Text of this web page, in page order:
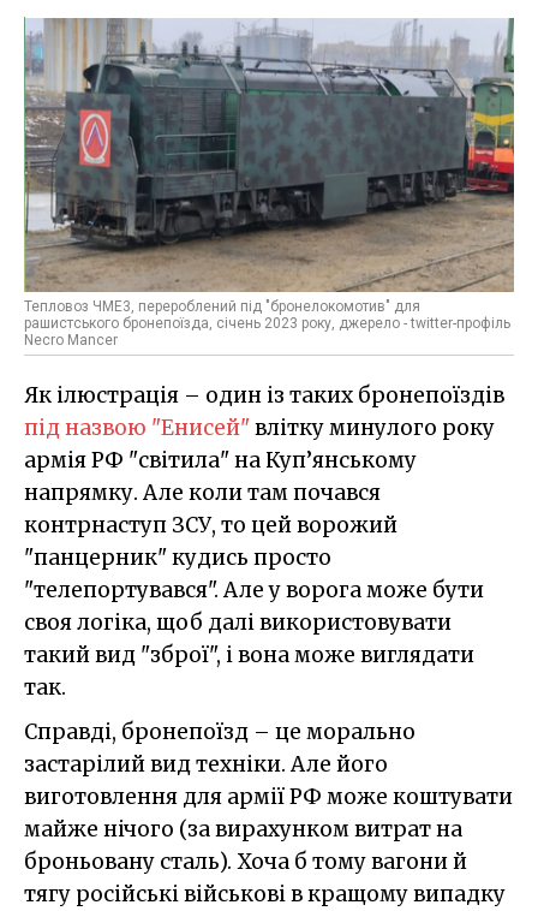
Тепловоз ЧМЕ3, перероблений під "бронелокомотив" для
рашистського бронепоїзда, січень 2023 року, джерело - twitter-профіль
Necro Mancer
Як ілюстрація – один із таких бронепоїздів
під назвою "Енисей"влітку минулого року
армія РФ "світила" на Куп’янському
напрямку. Але коли там почався
контрнаступ ЗСУ, то цей ворожий
"панцерник" кудись просто
"телепортувався". Але у ворога може бути
своя логіка, щоб далі використовувати
такий вид "зброї", і вона може виглядати
так.
Справді, бронепоїзд – це морально
застарілий вид техніки. Але його
виготовлення для армії РФ може коштувати
майже нічого (за вирахунком витрат на
броньовану сталь). Хоча б тому вагони й
тягу російські військові в кращому випадку